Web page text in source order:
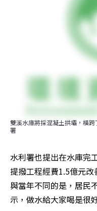
雙溪水庫將採混凝土拱壩，橫
署
水利署也提出在水庫完
提撥工程經費1.5億元改
與當年不同的是，居民
示，做水給大家喝是很